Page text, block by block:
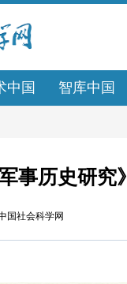
中国 智库中国
军事历史研究》
国社会科学网